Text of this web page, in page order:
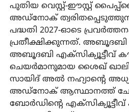
പുതിയ വെസ്റ്റ്-ഈസ്റ്റ്
അഡ്നോക്
പദ്ധതി 2027-ഓടെ
പ്രതീക്ഷിക്കുന്നത്. അബൂദബി
അബൂദബി എക്സിക്യൂട്ടീവ്
ചെയർമാനുമായ ശൈഖ്
സായിദ് അൽ നഹ്യാന്റെ
അഡ്നോക് ആസ്ഥാനത്ത്
ബോർഡിന്റെ എക്സിക്യൂട്ടീവ്